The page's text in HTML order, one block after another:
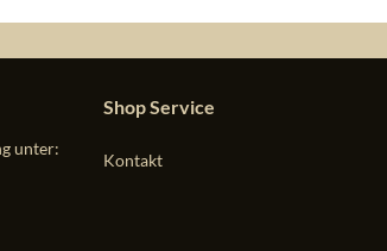
unter:
Shop Service
Kontakt